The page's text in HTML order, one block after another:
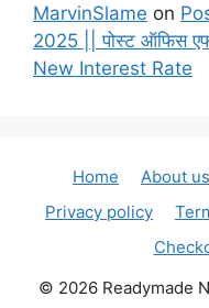
MarvinSlame on
2025 || पोस्ट ऑफिस
New Interest Rate
Home About us
Privacy policy
© 2026 Readymade